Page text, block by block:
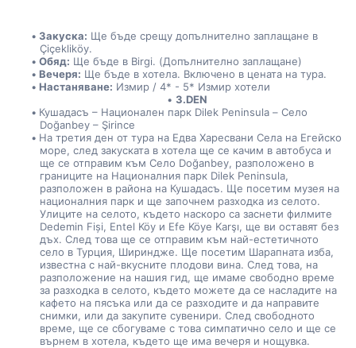
Закуска: Ще бъде срещу допълнително заплащане в
Çiçekliköy.
Обяд: Ще бъде в Birgi. (Допълнително заплащане)
Вечеря: Ще бъде в хотела. Включено в цената на тура.
Настаняване: Измир / 4* - 5* Измир хотели
3.DEN
Кушадасъ – Национален парк Dilek Peninsula – Село
Doğanbey – Şirince
На третия ден от тура на Едва Харесвани Села на Егейско
море, след закуската в хотела ще се качим в автобуса и
ще се отправим към Село Doğanbey, разположено в
границите на Националния парк Dilek Peninsula,
разположен в района на Кушадасъ. Ще посетим музея на
националния парк и ще започнем разходка из селото.
Улиците на селото, където наскоро са заснети филмите
Dedemin Fiși, Entel Köy и Efe Köye Karşı, ще ви оставят без
дъх. След това ще се отправим към най-естетичното
село в Турция, Шириндже. Ще посетим Шарапната изба,
известна с най-вкусните плодови вина. След това, на
разположение на нашия гид, ще имаме свободно време
за разходка в селото, където можете да се насладите на
кафето на пясъка или да се разходите и да направите
снимки, или да закупите сувенири. След свободното
време, ще се сбогуваме с това симпатично село и ще се
върнем в хотела, където ще има вечеря и нощувка.